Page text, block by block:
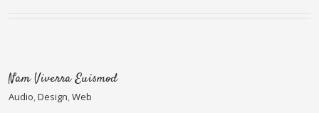
Nam Viverra Euismod
Audio,Design,Web